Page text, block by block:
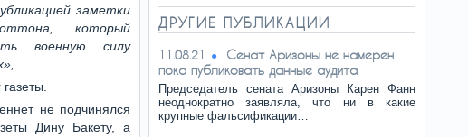
заметки
который
военную силу
не подчинялся
Дину Бакету, а
ДРУГИЕ ПУБЛИКАЦИИ
11.08.21
Сенат Аризоны не намерен
пока публиковать данные аудита
Председатель сената Аризоны Карен Фанн
неоднократно заявляла, что ни в какие
крупные фальсификации…